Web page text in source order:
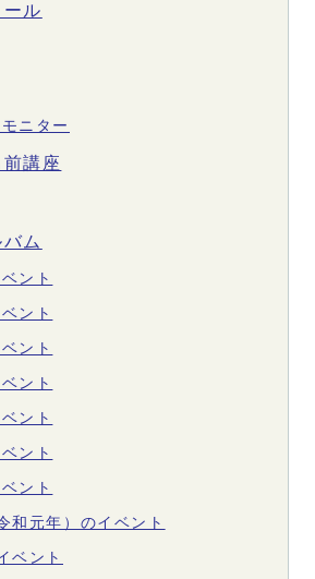
ル
ニター
講座
ム
ント
ント
ント
ント
ント
ント
ント
和元年）のイベント
ベント